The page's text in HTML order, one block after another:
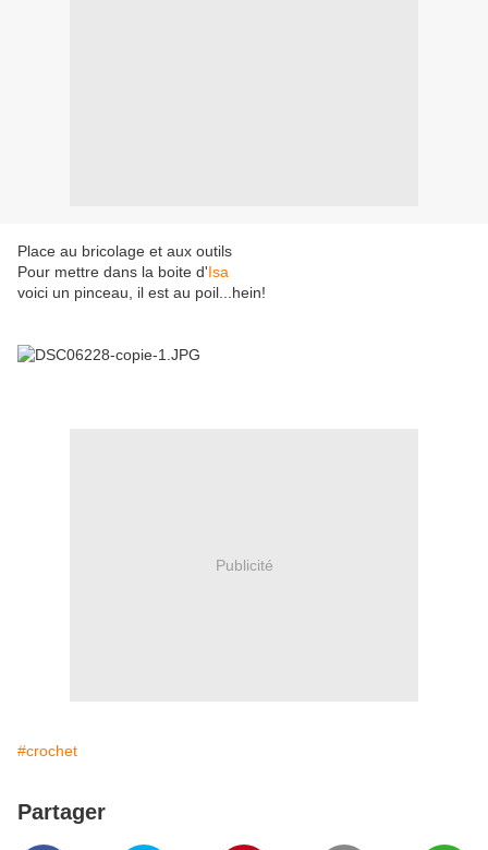
Place au bricolage et aux outils
Pour mettre dans la boite d'Isa
voici un pinceau, il est au poil...hein!
Publicité
#crochet
Partager